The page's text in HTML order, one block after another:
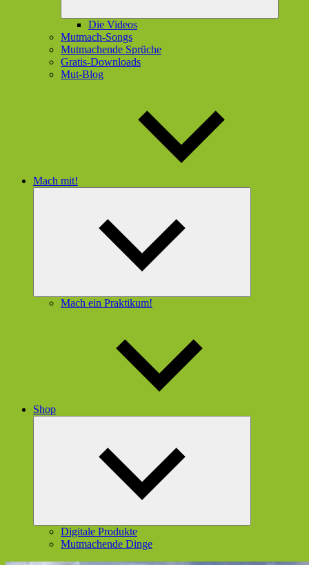
Die Videos
Mutmach-Songs
Mutmachende Sprüche
Gratis-Downloads
Mut-Blog
Mach mit!
Mach ein Praktikum!
Shop
Digitale Produkte
Mutmachende Dinge